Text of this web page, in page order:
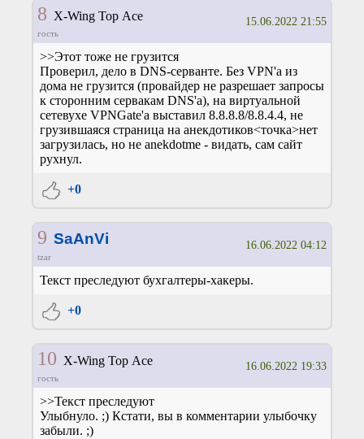
8 X-Wing Top Ace
гость
15.06.2022 21:55
>>Этот тоже не грузится
Проверил, дело в DNS-серванте. Без VPN'а из
дома не грузится (провайдер не разрешает запросы
к сторонним сервакам DNS'а), на виртуальной
сетевухе VPNGate'а выставил 8.8.8.8/8.8.4.4, не
грузившаяся страница на анекдотиков<точка>нет
загрузилась, но не anekdotme - видать, сам сайт
рухнул.
+0
9 SaAnVi
tzar
16.06.2022 04:12
Текст преследуют бухгалтеры-хакеры.
+0
10 X-Wing Top Ace
гость
16.06.2022 19:33
>>Текст преследуют
Улыбнуло. ;) Кстати, вы в комментарии улыбочку
забыли. ;)